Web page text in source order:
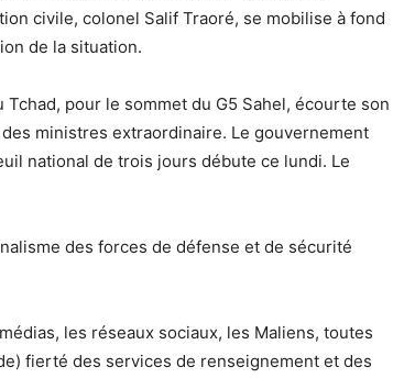
civile, colonel Salif Traoré, se mobilise à fond
de la situation.
Tchad, pour le sommet du G5 Sahel, écourte son
ministres extraordinaire. Le gouvernement
national de trois jours débute ce lundi. Le
des forces de défense et de sécurité
les réseaux sociaux, les Maliens, toutes
fierté des services de renseignement et des